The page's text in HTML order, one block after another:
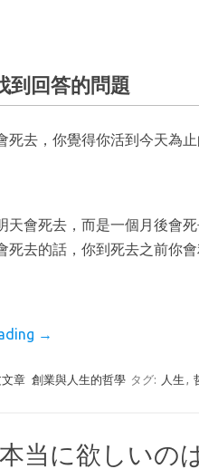
到回答的問題
死去，你覺得你活到今天為
天會死去，而是一個月後會
死去的話，你到死去之前你
→
章 創業與人生的哲學 タグ: 人生 ,
当に欲しいの